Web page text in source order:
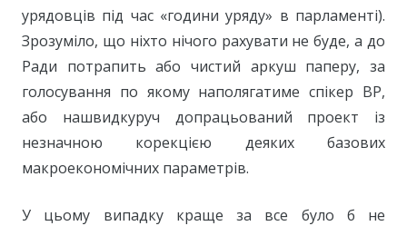
урядовців під час «години уряду» в парламенті).
Зрозуміло, що ніхто нічого рахувати не буде, а до
Ради потрапить або чистий аркуш паперу, за
голосування по якому наполягатиме спікер ВР,
або нашвидкуруч допрацьований проект із
незначною корекцією деяких базових
макроекономічних параметрів.
У цьому випадку краще за все було б не